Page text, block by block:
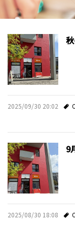
OFA’S HAIR 香椎ネ
OFA’S HAIR 美野島
スペシャルメニュー
スタイリスト
ミルボンID発行サー
プライバシーポリシー
お問い合わせ・ご予
2025/09/30 20:02
9
2025/08/30 18:08